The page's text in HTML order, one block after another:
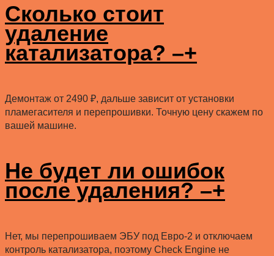
Сколько стоит
удаление
катализатора? –+
Демонтаж от 2490 ₽, дальше зависит от установки
пламегасителя и перепрошивки. Точную цену скажем по
вашей машине.
Не будет ли ошибок
после удаления? –+
Нет, мы перепрошиваем ЭБУ под Евро-2 и отключаем
контроль катализатора, поэтому Check Engine не